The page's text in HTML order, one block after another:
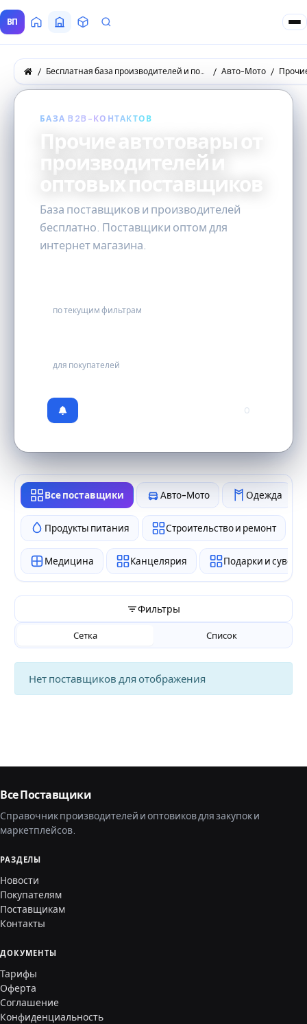
ВП ГлавнаяВсе Поставщики
ТоварыЗапросы покупателей
Бесплатная база производителей и поставщиков товаров оптом Авто-Мото
БАЗА B2B-КОНТАКТОВ
Прочие автотовары от
производителей и
оптовых поставщиков
База поставщиков и производителей
бесплатно. Поставщики оптом для
интернет магазина.
по текущим фильтрам
для покупателей
0
Все поставщики Авто-Мото Одежда
Продукты питания Строительство и ремонт
Медицина Канцелярия Подарки и
Фильтры
Сетка Список
Нет поставщиков для отображения
Все Поставщики
Справочник производителей и оптовиков для закупок и
маркетплейсов.
РАЗДЕЛЫ
Новости
Покупателям
Поставщикам
Контакты
ДОКУМЕНТЫ
Тарифы
Оферта
Соглашение
Конфиденциальность